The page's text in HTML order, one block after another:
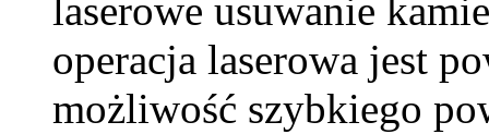
laserowe usuwanie
operacja laserowa jest
możliwość szybkiego